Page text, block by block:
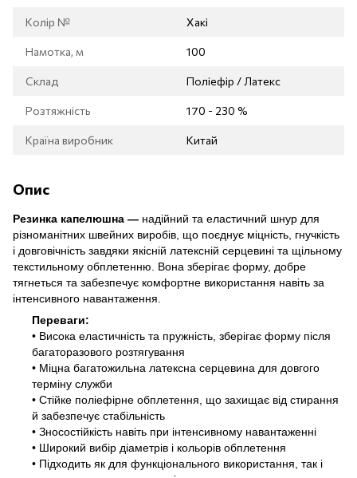
Колір № Хакі
Намотка, м 100
Склад Поліефір / Латекс
Розтяжність 170 - 230 %
Країна виробник Китай
Опис
Резинка капелюшна — надійний та еластичний шнур для
різноманітних швейних виробів, що поєднує міцність, гнучкість
і довговічність завдяки якісній латексній серцевині та щільному
текстильному обплетенню. Вона зберігає форму, добре
тягнеться та забезпечує комфортне використання навіть за
інтенсивного навантаження.
Переваги:
• Висока еластичність та пружність, зберігає форму після
багаторазового розтягування
• Міцна багатожильна латексна серцевина для довгого
терміну служби
• Стійке поліефірне обплетення, що захищає від стирання
й забезпечує стабільність
• Зносостійкість навіть при інтенсивному навантаженні
• Широкий вибір діаметрів і кольорів обплетення
• Підходить як для функціонального використання, так і